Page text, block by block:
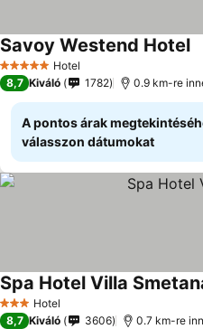
5 KategóriaHotel
Savoy Westend Hotel
8,7 Kiváló 1782 0.9 km-re
A pontos árak
válasszon dátumokat
3 Kategória
Hotel
Spa Hotel Villa
8,7 Kiváló 3606 0.7 km-re